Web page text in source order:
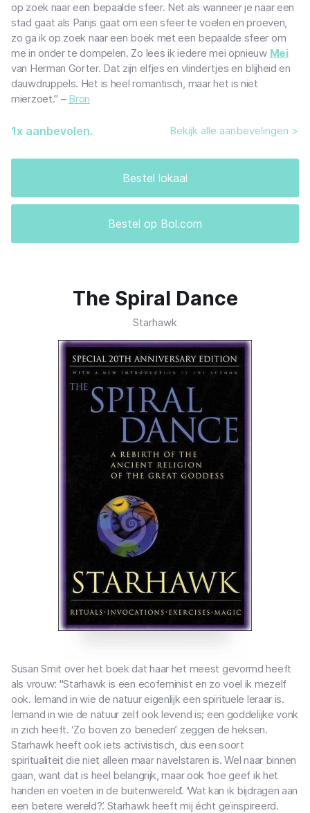
op zoek naar een bepaalde sfeer. Net als wanneer je naar een
stad gaat als Parijs gaat om een sfeer te voelen en proeven,
zo ga ik op zoek naar een boek met een bepaalde sfeer om
me in onder te dompelen. Zo lees ik iedere mei opnieuw Mei
van Herman Gorter. Dat zijn elfjes en vlindertjes en blijheid en
dauwdruppels. Het is heel romantisch, maar het is niet
mierzoet." – Bron
Bestel lokaal
Bestel op Bol.com
1x aanbevolen. Bekijk alle aanbevelingen >
The Spiral Dance
Starhawk
Susan Smit over het boek dat haar het meest gevormd heeft
als vrouw: "Starhawk is een ecofeminist en zo voel ik mezelf
ook. Iemand in wie de natuur eigenlijk een spirituele leraar is.
Iemand in wie de natuur zelf ook levend is; een goddelijke vonk
in zich heeft. ‘Zo boven zo beneden’ zeggen de heksen.
Starhawk heeft ook iets activistisch, dus een soort
spiritualiteit die niet alleen maar navelstaren is. Wel naar binnen
gaan, want dat is heel belangrijk, maar ook ‘hoe geef ik het
handen en voeten in de buitenwereld’. ‘Wat kan ik bijdragen aan
een betere wereld?’. Starhawk heeft mij écht geïnspireerd.